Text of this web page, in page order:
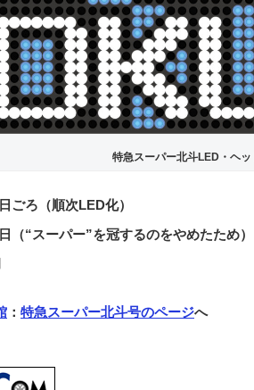
特急スーパー北斗LED・ヘッ
ごろ（順次LED化）
（“スーパー”を冠するのをやめたため）
： 特急スーパー北斗号のページへ